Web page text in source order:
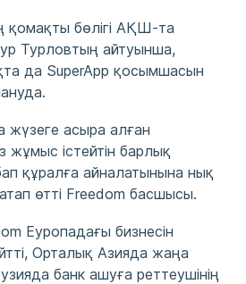
қомақты бөлігі АҚШ-та
Турловтың айтуынша,
да SuperApp қосымшасын
жүзеге асыра алған
жұмыс істейтін барлық
құралға айналатынына нық
өтті Freedom басшысы.
Еуропадағы бизнесін
Орталық Азияда жаңа
банк ашуға реттеушінің